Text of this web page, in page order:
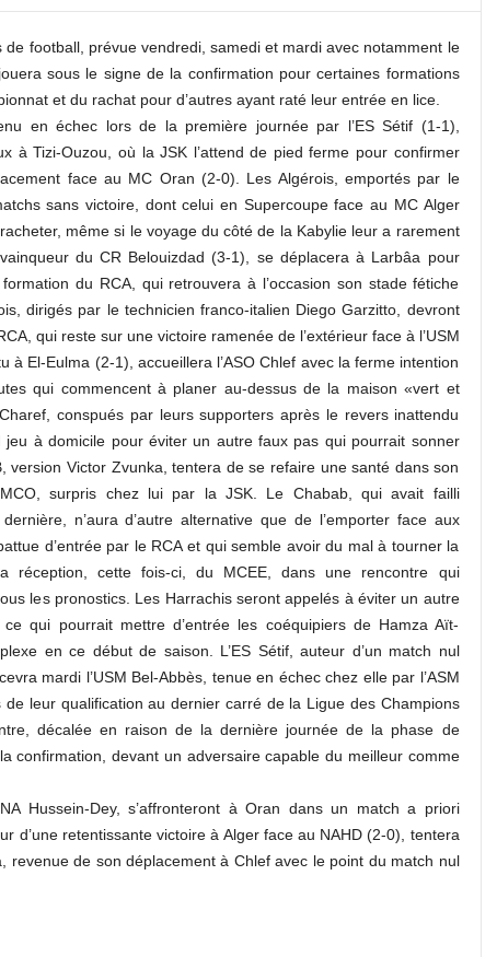
football, prévue vendredi, samedi et mardi avec notamment le
sous le signe de la confirmation pour certaines formations
et du rachat pour d’autres ayant raté leur entrée en lice.
en échec lors de la première journée par l’ES Sétif (1-1),
à Tizi-Ouzou, où la JSK l’attend de pied ferme pour confirmer
face au MC Oran (2-0). Les Algérois, emportés par le
sans victoire, dont celui en Supercoupe face au MC Alger
même si le voyage du côté de la Kabylie leur a rarement
du CR Belouizdad (3-1), se déplacera à Larbâa pour
du RCA, qui retrouvera à l’occasion son stade fétiche
dirigés par le technicien franco-italien Diego Garzitto, devront
qui reste sur une victoire ramenée de l’extérieur face à l’USM
à El-Eulma (2-1), accueillera l’ASO Chlef avec la ferme intention
qui commencent à planer au-dessus de la maison «vert et
conspués par leurs supporters après le revers inattendu
jeu à domicile pour éviter un autre faux pas qui pourrait sonner
version Victor Zvunka, tentera de se refaire une santé dans son
surpris chez lui par la JSK. Le Chabab, qui avait failli
n’aura d’autre alternative que de l’emporter face aux
d’entrée par le RCA et qui semble avoir du mal à tourner la
réception, cette fois-ci, du MCEE, dans une rencontre qui
les pronostics. Les Harrachis seront appelés à éviter un autre
qui pourrait mettre d’entrée les coéquipiers de Hamza Aït-
en ce début de saison. L’ES Sétif, auteur d’un match nul
mardi l’USM Bel-Abbès, tenue en échec chez elle par l’ASM
leur qualification au dernier carré de la Ligue des Champions
décalée en raison de la dernière journée de la phase de
confirmation, devant un adversaire capable du meilleur comme
Hussein-Dey, s’affronteront à Oran dans un match a priori
d’une retentissante victoire à Alger face au NAHD (2-0), tentera
revenue de son déplacement à Chlef avec le point du match nul